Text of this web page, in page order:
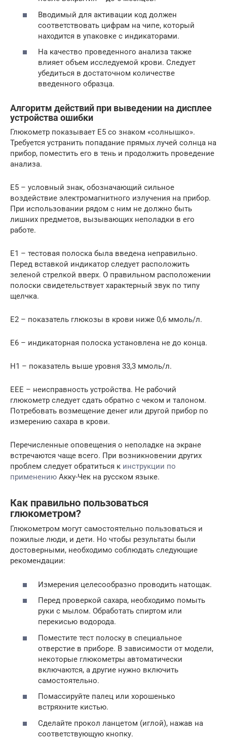
Вводимый для активации код должен
соответствовать цифрам на чипе, который
находится в упаковке с индикаторами.
На качество проведенного анализа также
влияет объем исследуемой крови. Следует
убедиться в достаточном количестве
введенного образца.
Алгоритм действий при выведении на дисплее
устройства ошибки
Глюкометр показывает Е5 со знаком «солнышко».
Требуется устранить попадание прямых лучей солнца на
прибор, поместить его в тень и продолжить проведение
анализа.
Е5 – условный знак, обозначающий сильное
воздействие электромагнитного излучения на прибор.
При использовании рядом с ним не должно быть
лишних предметов, вызывающих неполадки в его
работе.
Е1 – тестовая полоска была введена неправильно.
Перед вставкой индикатор следует расположить
зеленой стрелкой вверх. О правильном расположении
полоски свидетельствует характерный звук по типу
щелчка.
Е2 – показатель глюкозы в крови ниже 0,6 ммоль/л.
Е6 – индикаторная полоска установлена не до конца.
Н1 – показатель выше уровня 33,3 ммоль/л.
ЕЕЕ – неисправность устройства. Не рабочий
глюкометр следует сдать обратно с чеком и талоном.
Потребовать возмещение денег или другой прибор по
измерению сахара в крови.
Перечисленные оповещения о неполадке на экране
встречаются чаще всего. При возникновении других
проблем следует обратиться к инструкции по
применению Акку-Чек на русском языке.
Как правильно пользоваться
глюкометром?
Глюкометром могут самостоятельно пользоваться и
пожилые люди, и дети. Но чтобы результаты были
достоверными, необходимо соблюдать следующие
рекомендации:
Измерения целесообразно проводить натощак.
Перед проверкой сахара, необходимо помыть
руки с мылом. Обработать спиртом или
перекисью водорода.
Поместите тест полоску в специальное
отверстие в приборе. В зависимости от модели,
некоторые глюкометры автоматически
включаются, а другие нужно включить
самостоятельно.
Помассируйте палец или хорошенько
встряхните кистью.
Сделайте прокол ланцетом (иглой), нажав на
соответствующую кнопку.